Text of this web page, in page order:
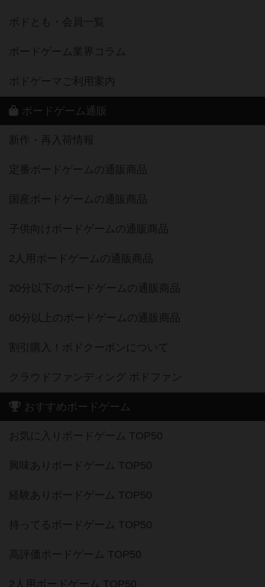
ボードゲーム業界コラム
ボドゲーマご利用案内
ボードゲーム通販
新作・再入荷情報
定番ボードゲームの通販商品
国産ボードゲームの通販商品
子供向けボードゲームの通販商品
2人用ボードゲームの通販商品
20分以下のボードゲームの通販商品
60分以上のボードゲームの通販商品
割引購入！ボドクーポンについて
クラウドファンディング ボドファン
おすすめボードゲーム
お気に入りボードゲーム TOP50
興味ありボードゲーム TOP50
経験ありボードゲーム TOP50
持ってるボードゲーム TOP50
高評価ボードゲーム TOP50
2人用ボードゲーム TOP50
3～4人用ボードゲーム TOP50